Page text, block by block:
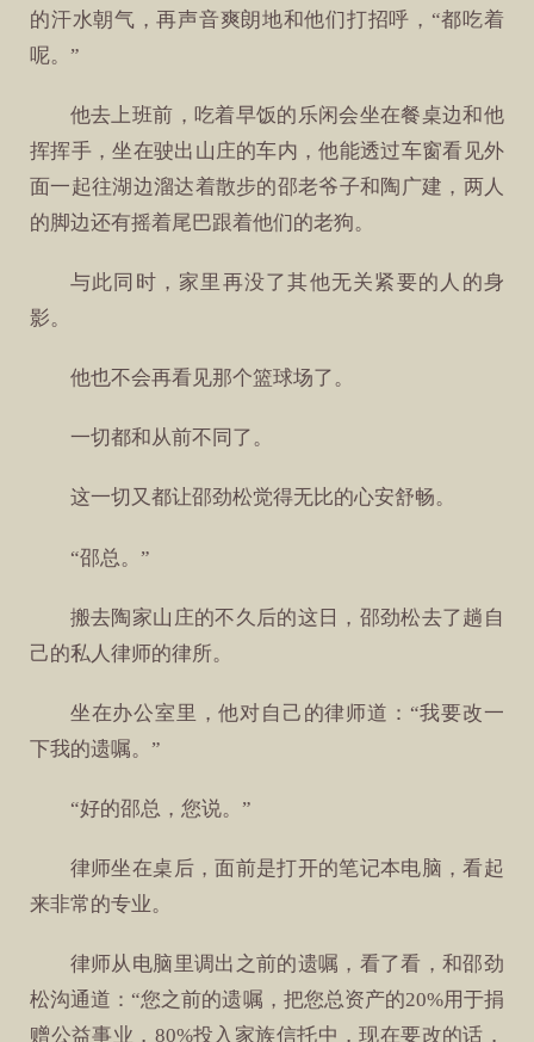
的汗水朝气，再声音爽朗地和他们打招呼，“都吃着
呢。”
他去上班前，吃着早饭的乐闲会坐在餐桌边和他
挥挥手，坐在驶出山庄的车内，他能透过车窗看见外
面一起往湖边溜达着散步的邵老爷子和陶广建，两人
的脚边还有摇着尾巴跟着他们的老狗。
与此同时，家里再没了其他无关紧要的人的身
影。
他也不会再看见那个篮球场了。
一切都和从前不同了。
这一切又都让邵劲松觉得无比的心安舒畅。
“邵总。”
搬去陶家山庄的不久后的这日，邵劲松去了趟自
己的私人律师的律所。
坐在办公室里，他对自己的律师道：“我要改一
下我的遗嘱。”
“好的邵总，您说。”
律师坐在桌后，面前是打开的笔记本电脑，看起
来非常的专业。
律师从电脑里调出之前的遗嘱，看了看，和邵劲
松沟通道：“您之前的遗嘱，把您总资产的20%用于捐
赠公益事业，80%投入家族信托中，现在要改的话，